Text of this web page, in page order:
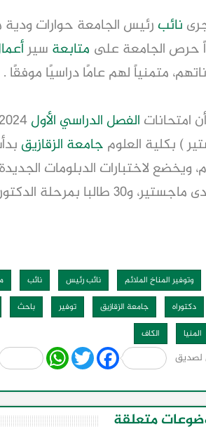
نائب رئيس الجامعة حوارات ودية
حرص الجامعة على متابعة سير
متمنياً لهم عامًا دراسيًا موفقًا .
امتحانات الفصل الدراسي الأول
) بكلية العلوم جامعة الزقازيق
و٣٠ طالبا بمرحلة الدكتوراة.
وتوفير المناخ الملائم نائب رئيس نائب
دكتوراه جامعة الزقازيق توفير باحث
المنيا الكاف
لصديق Share WhatsApp
Twitter Facebook
متعلقة